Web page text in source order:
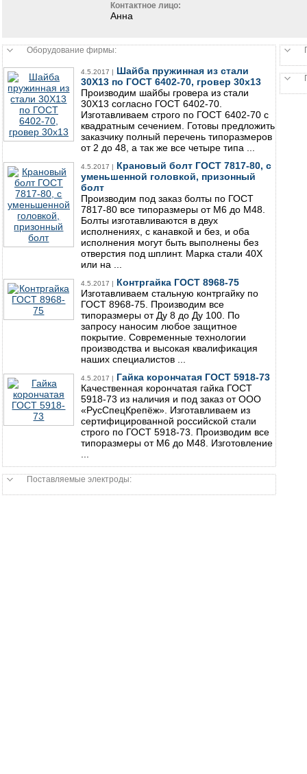
Контактное лицо:
Анна
Оборудование фирмы:
4.5.2017 | Шайба пружинная из стали
30Х13 по ГОСТ 6402-70, гровер 30х13
Производим шайбы гровера из стали
30Х13 согласно ГОСТ 6402-70.
Изготавливаем строго по ГОСТ 6402-70 с
квадратным сечением. Готовы предложить
заказчику полный перечень типоразмеров
от 2 до 48, а так же все четыре типа ...
4.5.2017 | Крановый болт ГОСТ 7817-80, с
уменьшенной головкой, призонный
болт
Производим под заказ болты по ГОСТ
7817-80 все типоразмеры от М6 до М48.
Болты изготавливаются в двух
исполнениях, с канавкой и без, и оба
исполнения могут быть выполнены без
отверстия под шплинт. Марка стали 40Х
или на ...
4.5.2017 | Контргайка ГОСТ 8968-75
Изготавливаем стальную контргайку по
ГОСТ 8968-75. Производим все
типоразмеры от Ду 8 до Ду 100. По
запросу наносим любое защитное
покрытие. Современные технологии
производства и высокая квалификация
наших специалистов ...
4.5.2017 | Гайка корончатая ГОСТ 5918-73
Качественная корончатая гайка ГОСТ
5918-73 из наличия и под заказ от ООО
«РусСпецКрепёж». Изготавливаем из
сертифицированной российской стали
строго по ГОСТ 5918-73. Производим все
типоразмеры от М6 до М48. Изготовление
Поставляемые электроды: